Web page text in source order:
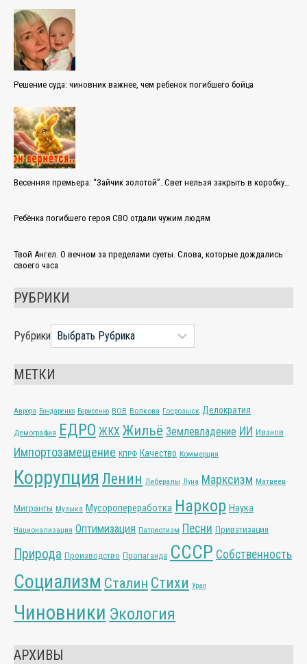
Решение суда: чиновник важнее, чем ребенок погибшего бойца
Весенняя премьера: “Зайчик золотой”. Свет нельзя закрыть в коробку…
Ребёнка погибшего героя СВО отдали чужим людям
Твой Ангел. О вечном за пределами суеты. Слова, которые дождались
своего часа
РУБРИКИ
Рубрики
МЕТКИ
Аврора Бондаренко Борисенко ВОВ Волкова Госрозыск Делократия
Демография ЕДРО ЖКХ Жильё Землевладение ИИ Иванов
Импортозамещение КПРФ Качество Коммерция
Коррупция Ленин Либералы Луна Марксизм Матвеев
Мигранты Музыка Мусоропереработка Наркор Наука
Национализация Оптимизация Патриотизм Песни Приватизация
Природа Производство Пропаганда СССР Собственность
Социализм Сталин Стихи Урал
Чиновники Экология
АРХИВЫ